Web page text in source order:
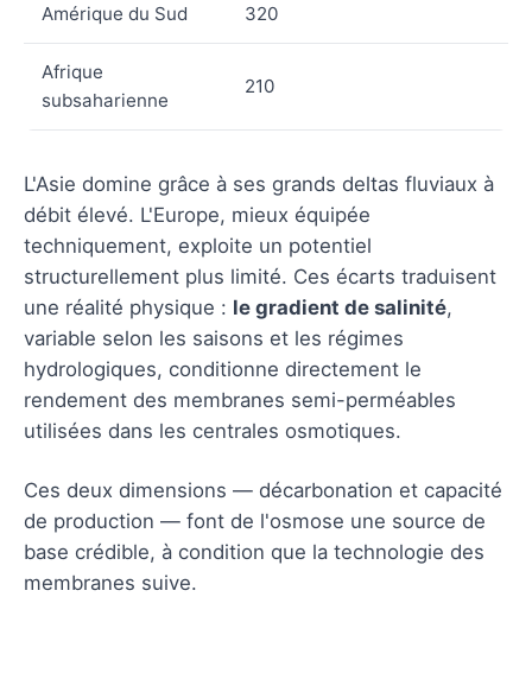
Amérique du Sud 320
Afrique
subsaharienne
210
L'Asie domine grâce à ses grands deltas fluviaux à
débit élevé. L'Europe, mieux équipée
techniquement, exploite un potentiel
structurellement plus limité. Ces écarts traduisent
une réalité physique : le gradient de salinité,
variable selon les saisons et les régimes
hydrologiques, conditionne directement le
rendement des membranes semi-perméables
utilisées dans les centrales osmotiques.
Ces deux dimensions — décarbonation et capacité
de production — font de l'osmose une source de
base crédible, à condition que la technologie des
membranes suive.